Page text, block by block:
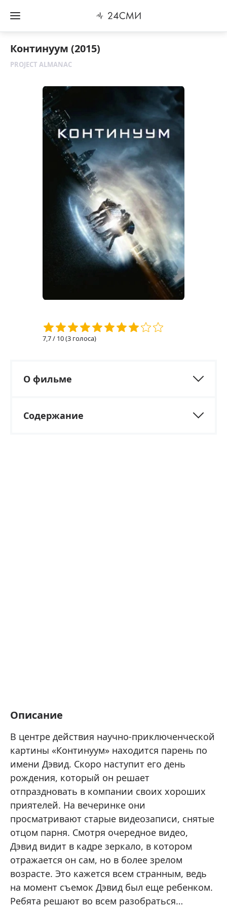
Континуум (2015)
PROJECT ALMANAC
7,7/ 10 (3 голоса)
О фильме
Содержание
Описание
В центре действия научно-приключенческой
картины «Континуум» находится парень по
имени Дэвид. Скоро наступит его день
рождения, который он решает
отпраздновать в компании своих хороших
приятелей. На вечеринке они
просматривают старые видеозаписи, снятые
отцом парня. Смотря очередное видео,
Дэвид видит в кадре зеркало, в котором
отражается он сам, но в более зрелом
возрасте. Это кажется всем странным, ведь
на момент съемок Дэвид был еще ребенком.
Ребята решают во всем разобраться…